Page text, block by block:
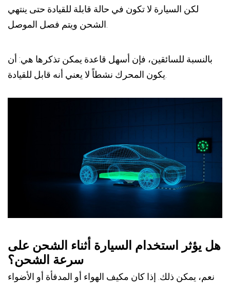
لكن السيارة لا تكون في حالة قابلة للقيادة حتى ينتهي
الشحن ويتم فصل الموصل.
بالنسبة للسائقين، فإن أسهل قاعدة يمكن تذكرها هي: أن
يكون المحرك نشطاً لا يعني أنه قابل للقيادة.
هل يؤثر استخدام السيارة أثناء الشحن على
سرعة الشحن؟
نعم، يمكن ذلك. إذا كان مكيف الهواء أو المدفأة أو الأضواء